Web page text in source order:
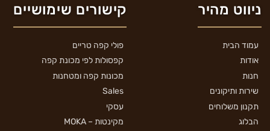
ניווט מהיר
עמוד הבית
אודות
חנות
שירות ותיקונים
תקנון משלוחים
הבלוג
קישורים שימושיים
פולי קפה טריים
קפסולות לפי מכונת קפה
מכונות קפה ומטחנות
Sales
עסקי
מקינטות – MOKA